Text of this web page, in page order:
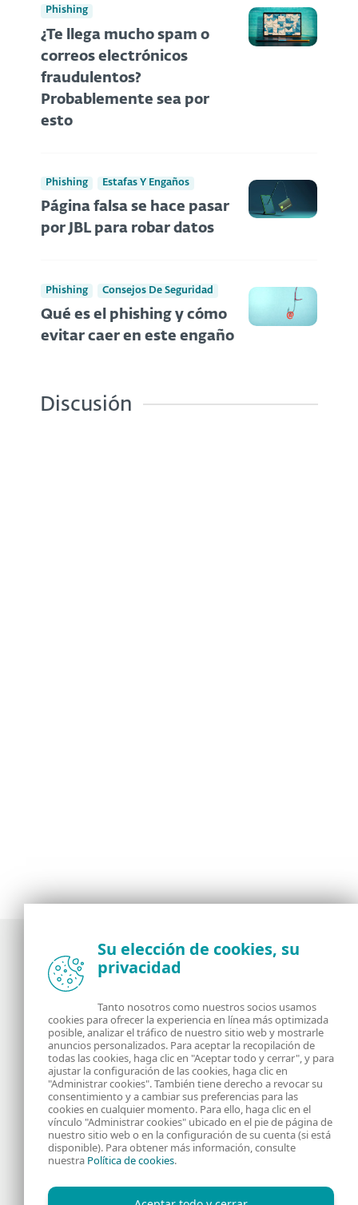
Phishing
¿Te llega mucho spam o
correos electrónicos
fraudulentos?
Probablemente sea por
esto
Phishing Estafas Y Engaños
Página falsa se hace pasar
por JBL para robar datos
Phishing Consejos De Seguridad
Qué es el phishing y cómo
evitar caer en este engaño
Discusión
Noticias, opiniones y análisis de la comunidad de
seguridad de ESET
Acerca de RSS Feed
Contáctanos Dirección
Información Legal Política de Cookies
Política de privacidad
Su elección de cookies, su
privacidad
Tanto nosotros como nuestros socios usamos
cookies para ofrecer la experiencia en línea más optimizada
posible, analizar el tráfico de nuestro sitio web y mostrarle
anuncios personalizados. Para aceptar la recopilación de
todas las cookies, haga clic en "Aceptar todo y cerrar", y para
ajustar la configuración de las cookies, haga clic en
"Administrar cookies". También tiene derecho a revocar su
consentimiento y a cambiar sus preferencias para las
cookies en cualquier momento. Para ello, haga clic en el
vínculo "Administrar cookies" ubicado en el pie de página de
nuestro sitio web o en la configuración de su cuenta (si está
disponible). Para obtener más información, consulte
nuestra Política de cookies.